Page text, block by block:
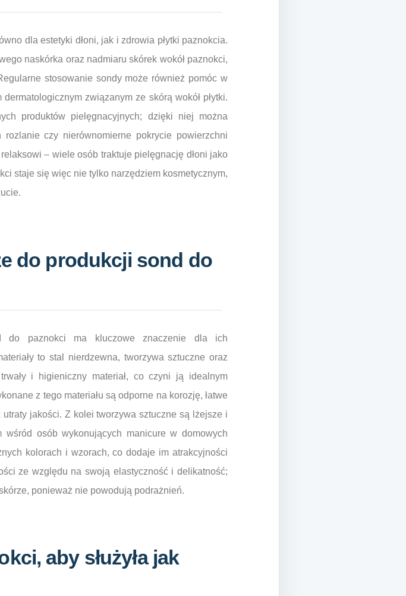
dla estetyki dłoni, jak i zdrowia płytki paznokcia.
naskórka oraz nadmiaru skórek wokół paznokci,
stosowanie sondy może również pomóc w
związanym ze skórą wokół płytki.
produktów pielęgnacyjnych; dzięki niej można
czy nierównomierne pokrycie powierzchni
– wiele osób traktuje pielęgnację dłoni jako
staje się więc nie tylko narzędziem kosmetycznym,
do produkcji sond do
do paznokci ma kluczowe znaczenie dla ich
to stal nierdzewna, tworzywa sztuczne oraz
i higieniczny materiał, co czyni ją idealnym
z tego materiału są odporne na korozję, łatwe
jakości. Z kolei tworzywa sztuczne są lżejsze i
osób wykonujących manicure w domowych
kolorach i wzorach, co dodaje im atrakcyjności
ze względu na swoją elastyczność i delikatność;
ponieważ nie powodują podrażnień.
aby służyła jak